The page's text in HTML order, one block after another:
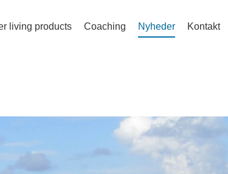
living products Coaching Nyheder Kontakt